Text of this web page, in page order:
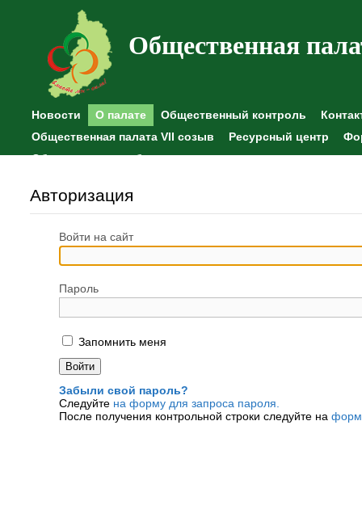
Общественная
Новости О палате Общественный контроль
Общественная палата VII созыв
Ресурсный центр
Общественные наблюдения
Авторизация
Войти на сайт
Пароль
Запомнить меня
Забыли свой пароль?
Следуйте на форму для запроса пароля.
После получения контрольной строки следуйте на